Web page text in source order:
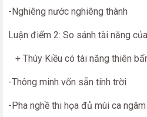
-Nghiêng nước nghiêng thành
Luận điểm 2: So sánh tài năng
+ Thúy Kiều có tài năng thiên
-Thông minh vốn sẵn tính trời
-Pha nghề thi họa đủ mùi ca ngâm